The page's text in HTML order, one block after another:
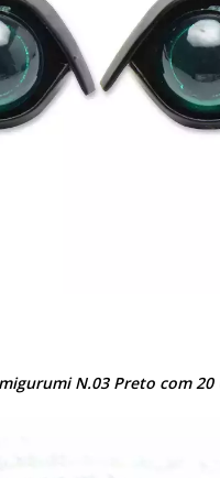
N.03 Preto com 20